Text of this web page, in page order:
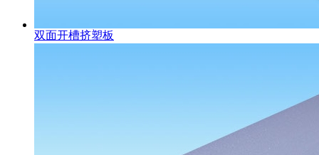
双面开槽挤塑板